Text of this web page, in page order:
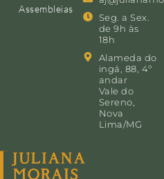
Assembleias
Seg. a Sex.
de 9h às
18h
Alameda do
ingá, 88, 4º
andar
Vale do
Sereno,
Nova
Lima/MG